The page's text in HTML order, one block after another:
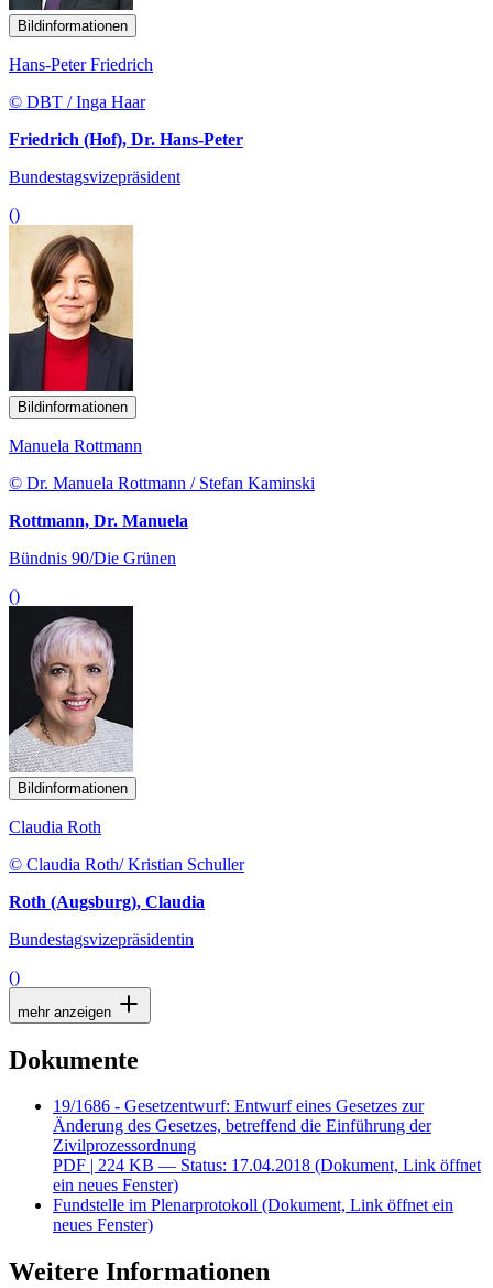
Bildinformationen
Hans-Peter Friedrich
© DBT / Inga Haar
Friedrich (Hof), Dr. Hans-Peter
Bundestagsvizepräsident
()
Bildinformationen
Manuela Rottmann
© Dr. Manuela Rottmann / Stefan Kaminski
Rottmann, Dr. Manuela
Bündnis 90/Die Grünen
()
Bildinformationen
Claudia Roth
© Claudia Roth/ Kristian Schuller
Roth (Augsburg), Claudia
Bundestagsvizepräsidentin
()
mehr anzeigen
Dokumente
19/1686 - Gesetzentwurf: Entwurf eines Gesetzes zur
Änderung des Gesetzes, betreffend die Einführung der
Zivilprozessordnung
PDF | 224 KB — Status: 17.04.2018 (Dokument, Link öffnet
ein neues Fenster)
Fundstelle im Plenarprotokoll (Dokument, Link öffnet ein
neues Fenster)
Weitere Informationen